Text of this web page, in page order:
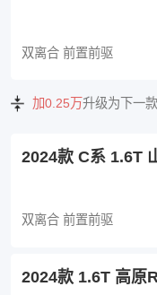
双离合 前置前驱
加0.25万升级为下一
2024款 C系 1.6T
双离合 前置前驱
2024款 1.6T 高原